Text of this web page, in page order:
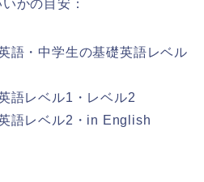
かの目安：
・中学生の基礎英語レベル
語レベル1・レベル2
語レベル2・in English